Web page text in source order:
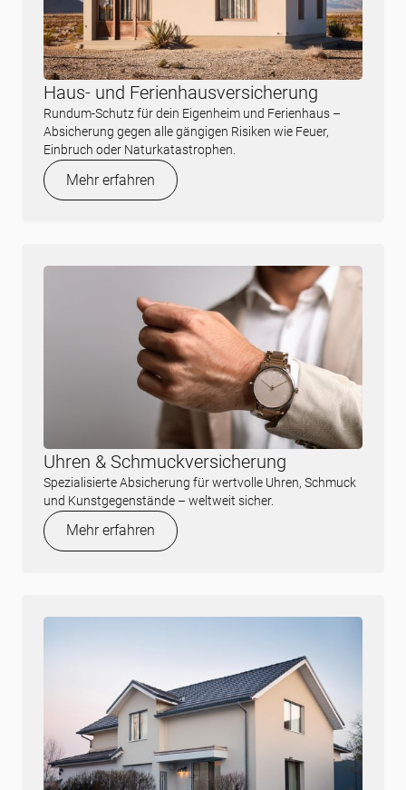
Haus- und Ferienhausversicherung
Rundum-Schutz für dein Eigenheim und Ferienhaus –
Absicherung gegen alle gängigen Risiken wie Feuer,
Einbruch oder Naturkatastrophen.
Mehr erfahren
Uhren & Schmuckversicherung
Spezialisierte Absicherung für wertvolle Uhren, Schmuck
und Kunstgegenstände – weltweit sicher.
Mehr erfahren